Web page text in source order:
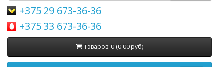
+375 29 673-36-36
+375 33 673-36-36
Товаров: 0 (0.00 руб)